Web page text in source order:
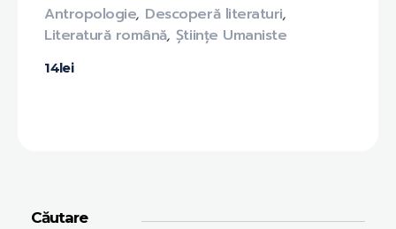
14lei
Antropologie, Descoperă literaturi,
Literatură română, Științe Umaniste
Căutare